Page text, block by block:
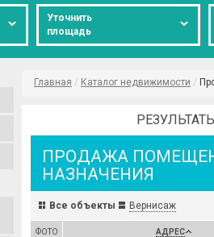
Уточнить
площадь
Главная / Каталог недвижимости /
ПРОДАЖА
НАЗНАЧЕНИЯ
Все объекты Вернисаж
ФОТО АДРЕС